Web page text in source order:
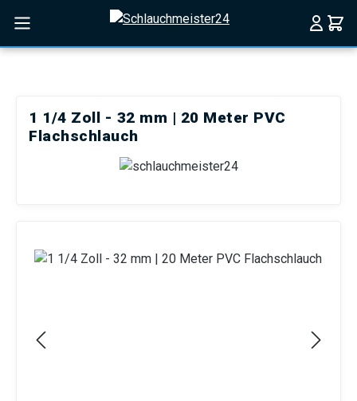
Zum Hauptinhalt springen
1 1/4 Zoll - 32 mm | 20 Meter PVC
Flachschlauch